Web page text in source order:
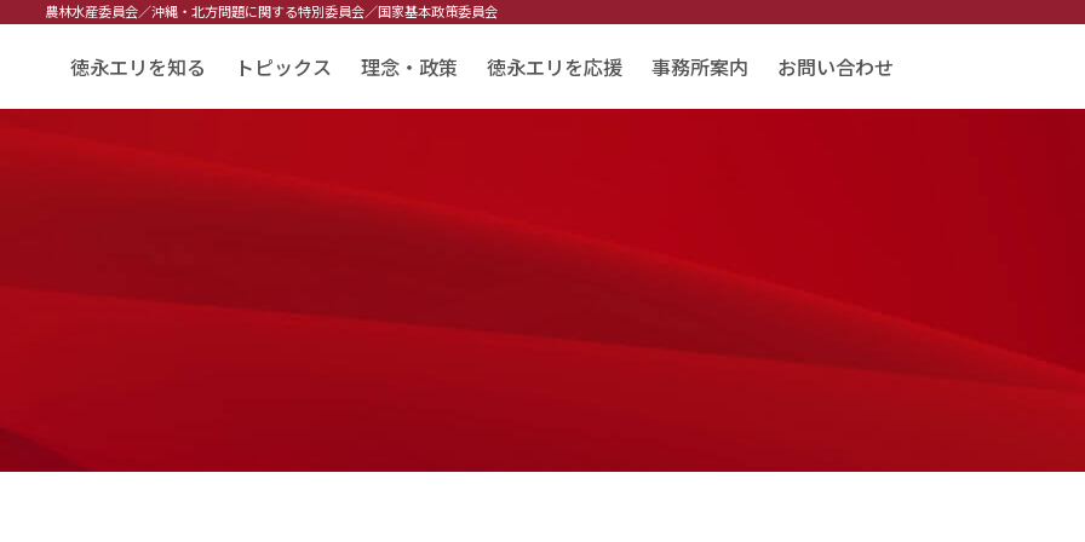
農林水産委員会／沖縄・北方問題に関する特別委員会／国家基本政策委員会
徳永エリを知る トピックス 理念・政策 徳永エリを応援 事務所案内 お問い合わせ